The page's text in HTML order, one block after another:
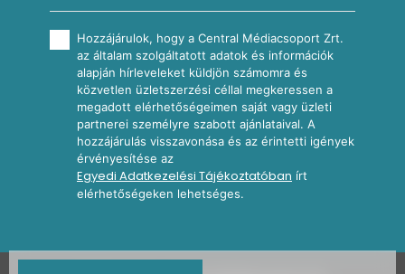
Hozzájárulok, hogy a Central Médiacsoport Zrt.
az általam szolgáltatott adatok és információk
alapján hírleveleket küldjön számomra és
közvetlen üzletszerzési céllal megkeressen a
megadott elérhetőségeimen saját vagy üzleti
partnerei személyre szabott ajánlataival. A
hozzájárulás visszavonása és az érintetti igények
érvényesítése az
Egyedi Adatkezelési Tájékoztatóban írt
elérhetőségeken lehetséges.